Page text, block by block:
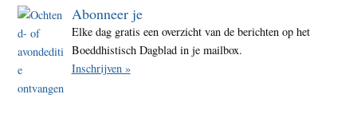
Abonneer je
Elke dag gratis een overzicht van de berichten op het
Boeddhistisch Dagblad in je mailbox.
Inschrijven »